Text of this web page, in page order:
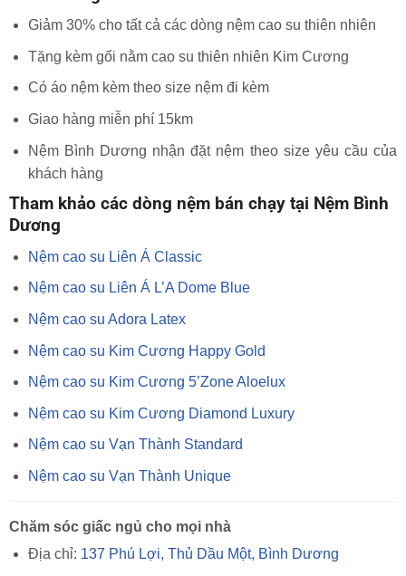
Giảm 30% cho tất cả các dòng nệm cao su thiên nhiên
Tặng kèm gối nằm cao su thiên nhiên Kim Cương
Có áo nệm kèm theo size nệm đi kèm
Giao hàng miễn phí 15km
Nệm Bình Dương nhận đặt nệm theo size yêu cầu của
khách hàng
Tham khảo các dòng nệm bán chạy tại Nệm Bình
Dương
Nệm cao su Liên Á Classic
Nệm cao su Liên Á L’A Dome Blue
Nệm cao su Adora Latex
Nệm cao su Kim Cương Happy Gold
Nệm cao su Kim Cương 5’Zone Aloelux
Nệm cao su Kim Cương Diamond Luxury
Nệm cao su Vạn Thành Standard
Nệm cao su Vạn Thành Unique
Chăm sóc giấc ngủ cho mọi nhà
Địa chỉ: 137 Phú Lợi, Thủ Dầu Một, Bình Dương